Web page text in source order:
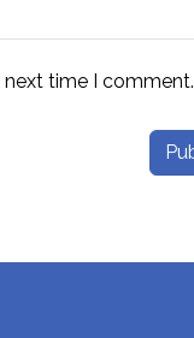
time I comment.